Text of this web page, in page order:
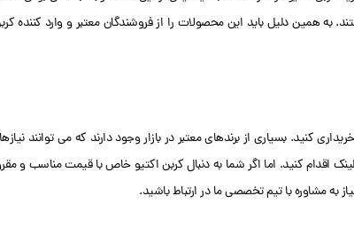
به همین دلیل باید این محصولات را از فروشندگان معتبر و وارد کننده
کنید. بسیاری از برندهای معتبر در بازار وجود دارند که می توانند
اقدام کنید. اما اگر شما به دنبال کربن اکتیو خاص با قیمت مناسب و
به مشاوره با تیم تخصصی ما در ارتباط باشید.